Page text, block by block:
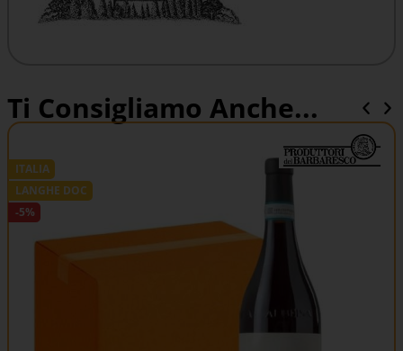
Ti Consigliamo Anche...
ITALIA
LANGHE DOC
-5%